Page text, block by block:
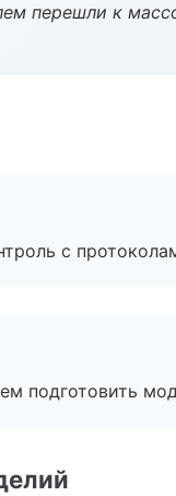
перешли к
с
подготовить